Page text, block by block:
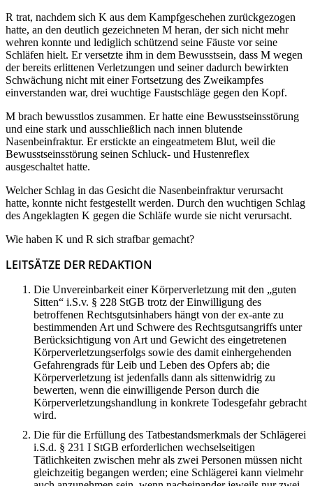
R trat, nachdem sich K aus dem Kampfgeschehen zurückgezogen
hatte, an den deutlich gezeichneten M heran, der sich nicht mehr
wehren konnte und lediglich schützend seine Fäuste vor seine
Schläfen hielt. Er versetzte ihm in dem Bewusstsein, dass M wegen
der bereits erlittenen Verletzungen und seiner dadurch bewirkten
Schwächung nicht mit einer Fortsetzung des Zweikampfes
einverstanden war, drei wuchtige Faustschläge gegen den Kopf.
M brach bewusstlos zusammen. Er hatte eine Bewusstseinsstörung
und eine stark und ausschließlich nach innen blutende
Nasenbeinfraktur. Er erstickte an eingeatmetem Blut, weil die
Bewusstseinsstörung seinen Schluck- und Hustenreflex
ausgeschaltet hatte.
Welcher Schlag in das Gesicht die Nasenbeinfraktur verursacht
hatte, konnte nicht festgestellt werden. Durch den wuchtigen Schlag
des Angeklagten K gegen die Schläfe wurde sie nicht verursacht.
Wie haben K und R sich strafbar gemacht?
LEITSÄTZE DER REDAKTION
Die Unvereinbarkeit einer Körperverletzung mit den „guten
Sitten“ i.S.v. § 228 StGB trotz der Einwilligung des
betroffenen Rechtsgutsinhabers hängt von der ex-ante zu
bestimmenden Art und Schwere des Rechtsgutsangriffs unter
Berücksichtigung von Art und Gewicht des eingetretenen
Körperverletzungserfolgs sowie des damit einhergehenden
Gefahrengrads für Leib und Leben des Opfers ab; die
Körperverletzung ist jedenfalls dann als sittenwidrig zu
bewerten, wenn die einwilligende Person durch die
Körperverletzungshandlung in konkrete Todesgefahr gebracht
wird.
Die für die Erfüllung des Tatbestandsmerkmals der Schlägerei
i.S.d. § 231 I StGB erforderlichen wechselseitigen
Tätlichkeiten zwischen mehr als zwei Personen müssen nicht
gleichzeitig begangen werden; eine Schlägerei kann vielmehr